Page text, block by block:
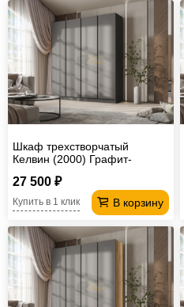
Шкаф трехстворчатый
Келвин (2000) Графит-
27 500 ₽
В корзину
Купить в 1 клик